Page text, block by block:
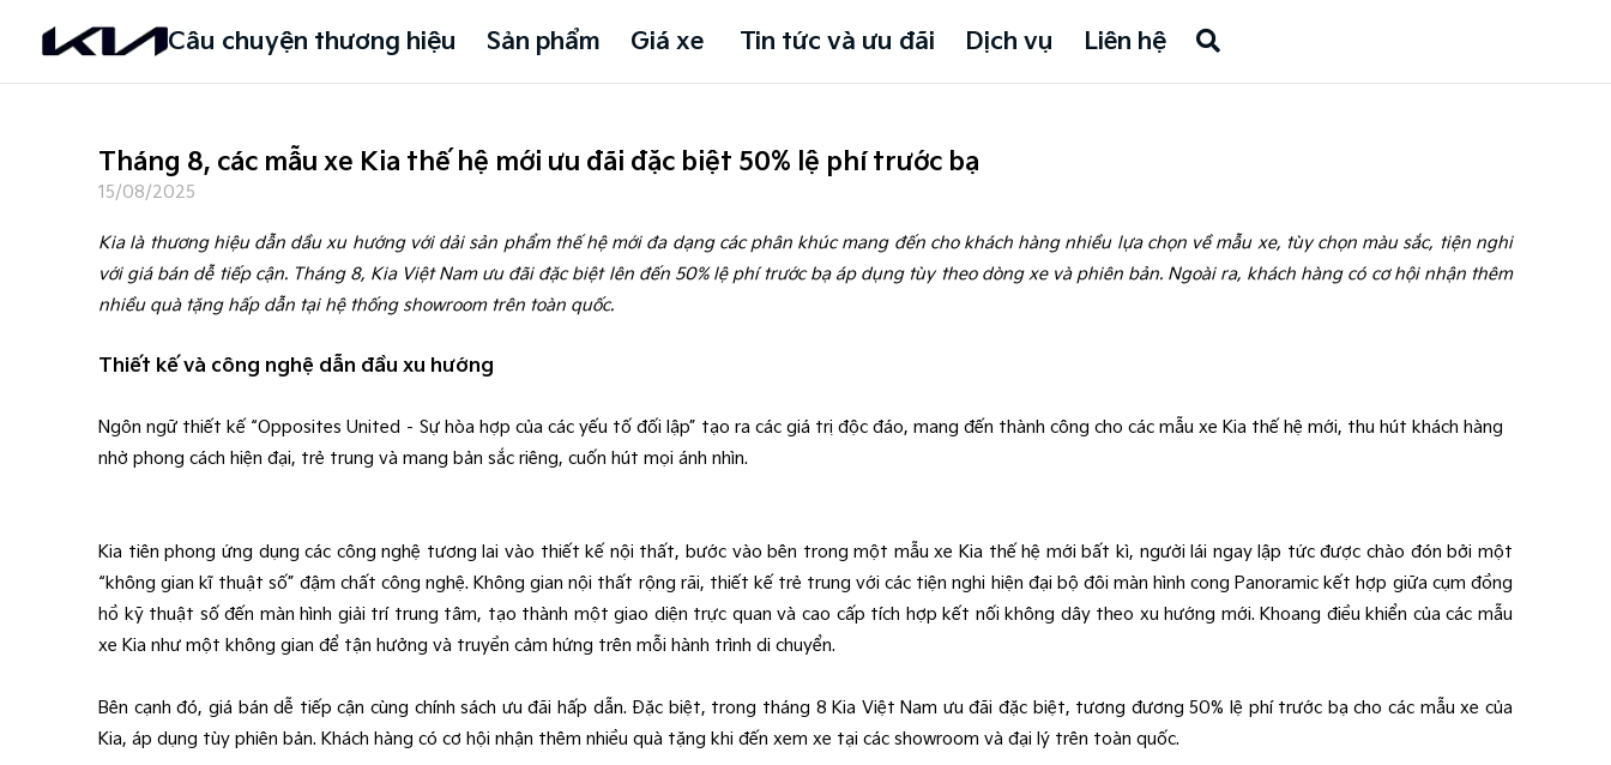
Câu chuyện thương hiệu Sản phẩm Giá xe Tin tức và ưu đãi Dịch vụ Liên hệ
Tháng 8, các mẫu xe Kia thế hệ mới ưu đãi đặc biệt 50% lệ phí trước bạ
15/08/2025
Kia là thương hiệu dẫn dầu xu hướng với dải sản phẩm thế hệ mới đa dạng các phân khúc mang đến cho khách hàng nhiều lựa chọn về mẫu xe, tùy chọn màu sắc, tiện nghi
với giá bán dễ tiếp cận. Tháng 8, Kia Việt Nam ưu đãi đặc biệt lên đến 50% lệ phí trước bạ áp dụng tùy theo dòng xe và phiên bản. Ngoài ra, khách hàng có cơ hội nhận thêm
nhiều quà tặng hấp dẫn tại hệ thống showroom trên toàn quốc.
Thiết kế và công nghệ dẫn đầu xu hướng
Ngôn ngữ thiết kế “Opposites United – Sự hòa hợp của các yếu tố đối lập” tạo ra các giá trị độc đáo, mang đến thành công cho các mẫu xe Kia thế hệ mới, thu hút khách hàng
nhờ phong cách hiện đại, trẻ trung và mang bản sắc riêng, cuốn hút mọi ánh nhìn.
Kia tiên phong ứng dụng các công nghệ tương lai vào thiết kế nội thất, bước vào bên trong một mẫu xe Kia thế hệ mới bất kì, người lái ngay lập tức được chào đón bởi một
“không gian kĩ thuật số” đậm chất công nghệ. Không gian nội thất rộng rãi, thiết kế trẻ trung với các tiện nghi hiện đại bộ đôi màn hình cong Panoramic kết hợp giữa cụm đồng
hồ kỹ thuật số đến màn hình giải trí trung tâm, tạo thành một giao diện trực quan và cao cấp tích hợp kết nối không dây theo xu hướng mới. Khoang điều khiển của các mẫu
xe Kia như một không gian để tận hưởng và truyền cảm hứng trên mỗi hành trình di chuyển.
Bên cạnh đó, giá bán dễ tiếp cận cùng chính sách ưu đãi hấp dẫn. Đặc biệt, trong tháng 8 Kia Việt Nam ưu đãi đặc biệt, tương đương 50% lệ phí trước bạ cho các mẫu xe của
Kia, áp dụng tùy phiên bản. Khách hàng có cơ hội nhận thêm nhiều quà tặng khi đến xem xe tại các showroom và đại lý trên toàn quốc.